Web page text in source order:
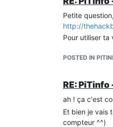
SMAXSN2-1	E200810103044	00340	8
SMAXSN3-1	E2008	00380	I
CCASN	E200811150000	00578	>
CCASN-1	E200811143000	00558	\
UMOY1	E200811150000	239	+
UMOY3	E0000	238	,
PRM	19858176535209	F
RELAIS	000	B
NTARF	01	N
NJOURF
NJOURF+1	00	B
Petite
http://
Pour utiliser ta
POSTED IN
RE:
ah ! ça c'est
Et bien je vais
compteur ^^)